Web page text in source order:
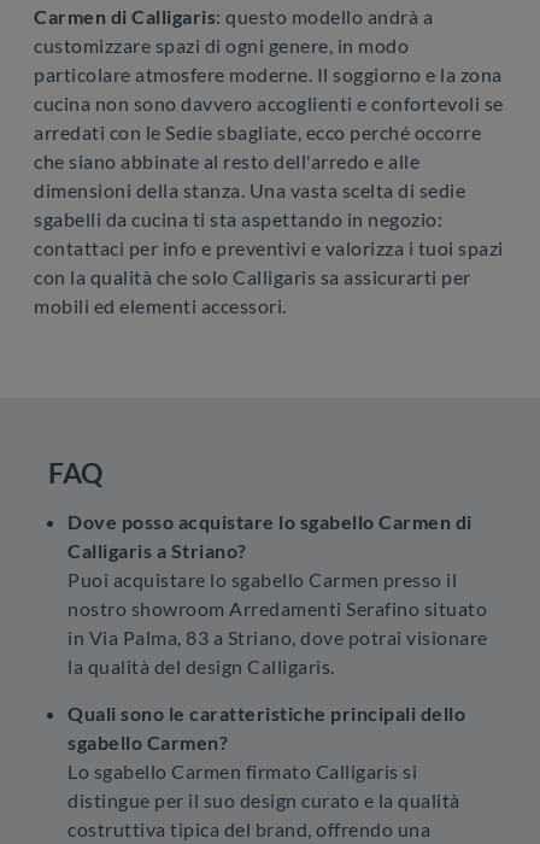
Carmen di Calligaris: questo modello andrà a
customizzare spazi di ogni genere, in modo
particolare atmosfere moderne. Il soggiorno e la zona
cucina non sono davvero accoglienti e confortevoli se
arredati con le Sedie sbagliate, ecco perché occorre
che siano abbinate al resto dell'arredo e alle
dimensioni della stanza. Una vasta scelta di sedie
sgabelli da cucina ti sta aspettando in negozio:
contattaci per info e preventivi e valorizza i tuoi spazi
con la qualità che solo Calligaris sa assicurarti per
mobili ed elementi accessori.
FAQ
Dove posso acquistare lo sgabello Carmen di
Calligaris a Striano?
Puoi acquistare lo sgabello Carmen presso il
nostro showroom Arredamenti Serafino situato
in Via Palma, 83 a Striano, dove potrai visionare
la qualità del design Calligaris.
Quali sono le caratteristiche principali dello
sgabello Carmen?
Lo sgabello Carmen firmato Calligaris si
distingue per il suo design curato e la qualità
costruttiva tipica del brand, offrendo una